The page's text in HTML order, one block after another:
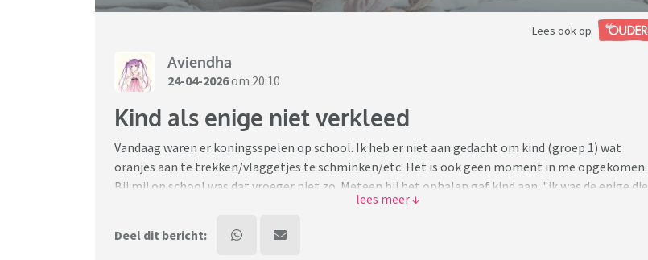
Lees ook op
Aviendha
24-04-2026om 20:10
Kind als enige niet verkleed
Vandaag waren er koningsspelen op school. Ik heb er niet aan gedacht om kind (groep 1) wat
oranjes aan te trekken/vlaggetjes te schminken/etc. Het is ook geen moment in me opgekomen.
Bij mij op school was dat vroeger niet zo. Meteen bij het ophalen gaf kind aan: "ik was de enige die
niks geks had!" Zag op de foto's dat de meeste kinderen wel íets in het thema hadden, al was het
erg is het nou eigenlijk? Voor volgend jaar heb ik uiteraard beterschap beloofd.
Deel dit bericht: